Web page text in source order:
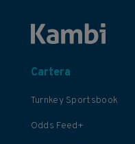
Cartera
Turnkey Sportsbook
Odds Feed+